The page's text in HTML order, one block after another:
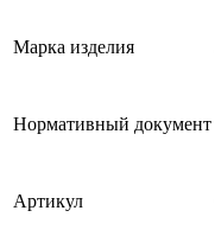
Марка изделия
Нормативный документ
Артикул